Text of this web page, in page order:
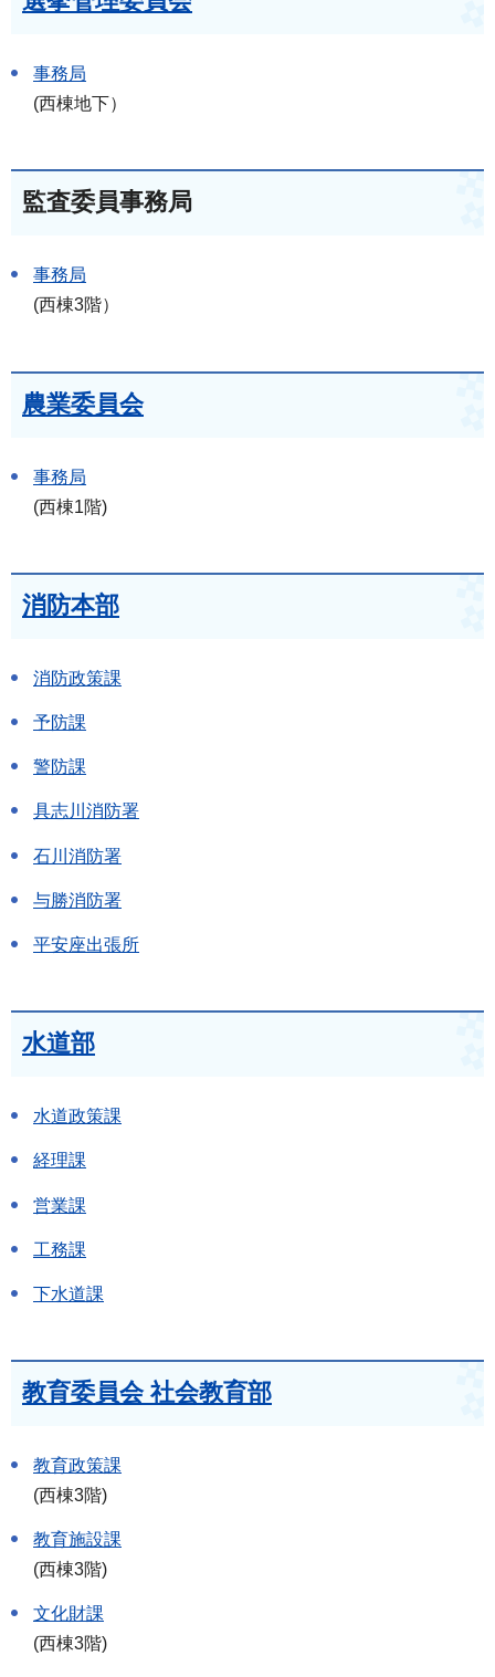
事務局
(西棟地下）
監査委員事務局
事務局
(西棟3階）
農業委員会
事務局
(西棟1階)
消防本部
消防政策課
予防課
警防課
具志川消防署
石川消防署
与勝消防署
平安座出張所
水道部
水道政策課
経理課
営業課
工務課
下水道課
教育委員会 社会教育部
教育政策課
(西棟3階)
教育施設課
(西棟3階)
文化財課
(西棟3階)